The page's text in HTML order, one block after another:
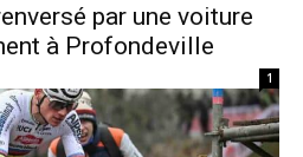
par une voiture
à Profondeville
1